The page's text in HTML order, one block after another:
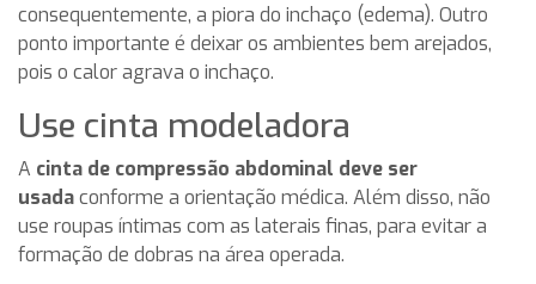
consequentemente, a piora do inchaço (edema). Outro
ponto importante é deixar os ambientes bem arejados,
pois o calor agrava o inchaço.
Use cinta modeladora
A cinta de compressão abdominal deve ser
usadaconforme a orientação médica. Além disso, não
use roupas íntimas com as laterais finas, para evitar a
formação de dobras na área operada.